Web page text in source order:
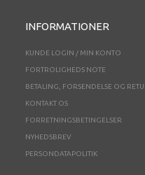
INFORMATIONER
KUNDE LOGIN / MIN KONTO
FORTROLIGHEDS NOTE
BETALING, FORSENDELSE OG
KONTAKT OS
FORRETNINGSBETINGELSER
NYHEDSBREV
PERSONDATAPOLITIK